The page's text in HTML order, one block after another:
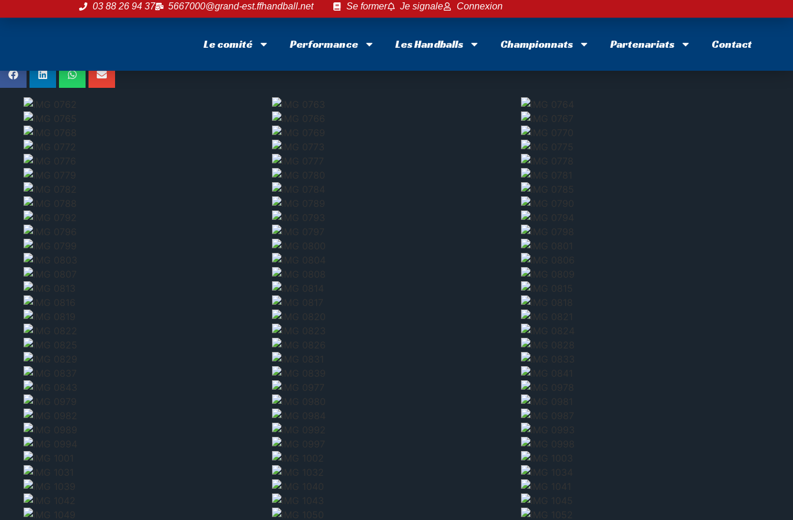
03 88 26 94 37 5667000@grand-est.ffhandball.net Se former Je signale Connexion
Le comité Performance Les Handballs Championnats Partenariats Contact
🏆 PHOTOS DES FINALES DES COUPES DU CRÉDIT MUTUEL